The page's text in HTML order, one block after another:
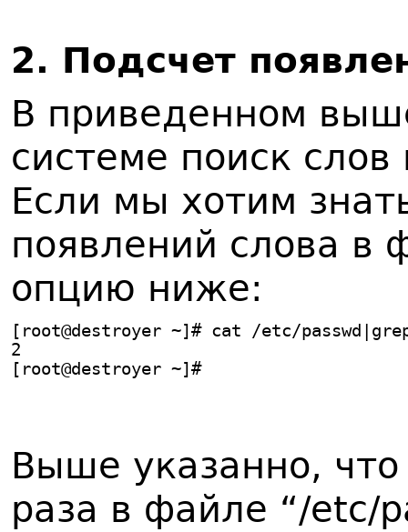
2. Подсчет
В приведенном
системе поиск
Если мы хотим
появлений слова в
опцию ниже:
[root@destroyer ~]# cat /etc/
2
[root@destroyer ~]#
Выше указанно,
раза в файле “/etc/